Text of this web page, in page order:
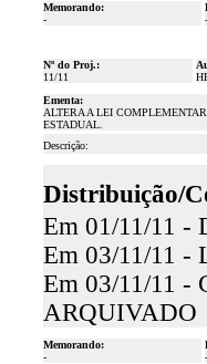
Memorando:
-
-
Nº do Proj.:
11/11
Ementa:
ALTERA A LEI
ESTADUAL.
Descrição:
Distribuição/
Em 01/11/11 -
Em 03/11/11 -
Em 03/11/11 -
ARQUIVADO
Memorando:
-
-